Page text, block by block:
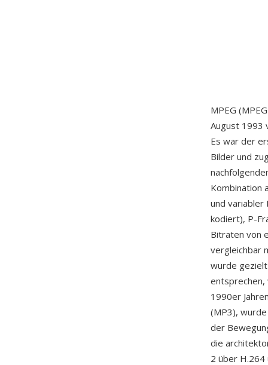
MPEG
August 1993
Es war der
Bilder und
Kombination
und variabler
kodiert), P-
Bitraten von
vergleichbar
wurde
entsprechen,
1990er
(MP3),
der
die
2 über